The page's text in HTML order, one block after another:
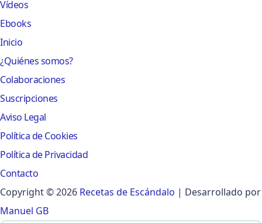
Vídeos
Ebooks
Inicio
¿Quiénes somos?
Colaboraciones
Suscripciones
Aviso Legal
Política de Cookies
Política de Privacidad
Contacto
Copyright © 2026 Recetas de Escándalo | Desarrollado por
Manuel GB